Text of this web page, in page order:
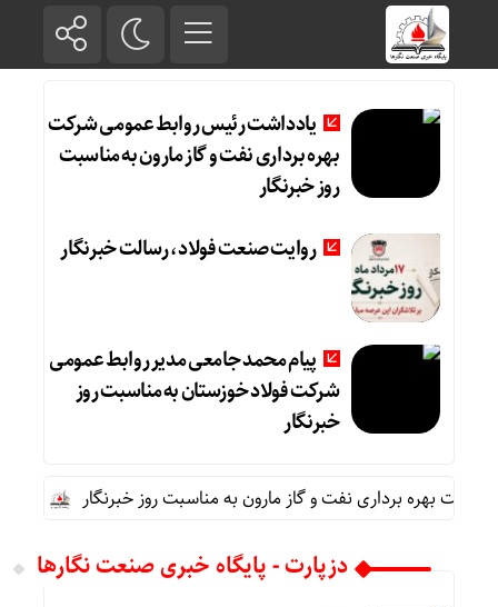
یادداشت رئیس روابط عمومی شرکت
بهره برداری نفت و گاز مارون به مناسبت
روز خبرنگار
روایت صنعت فولاد،‌ رسالت خبرنگار
پیام محمد جامعی مدیر روابط عمومی
شرکت فولاد خوزستان به مناسبت روز
خبرنگار
بهره برداری نفت و گاز مارون به مناسبت روز خبرنگار
دزپارت - پایگاه خبری صنعت نگارها